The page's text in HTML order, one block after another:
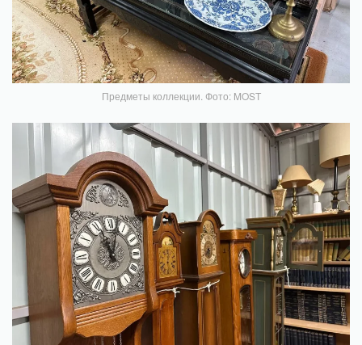
Предметы коллекции. Фото: MOST